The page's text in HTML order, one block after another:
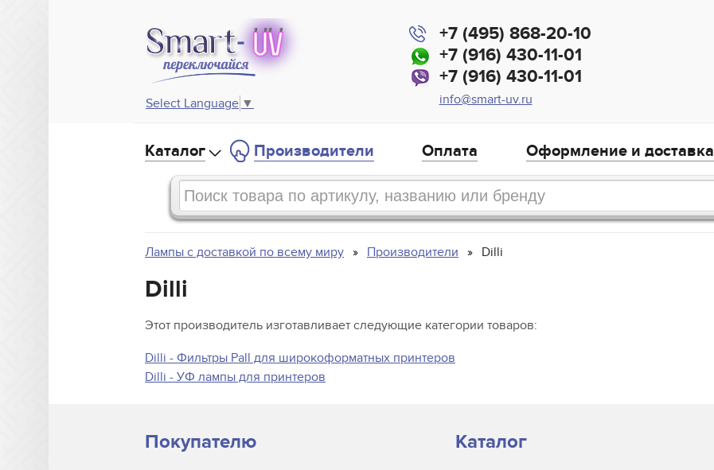
Select Language ▼
+7 (495) 868-20-10
+7 (916) 430-11-01
+7 (916) 430-11-01
info@smart-uv.ru
Каталог Производители Оплата Оформление и доставка
Лампы с доставкой по всему миру Производители Dilli
Dilli
Этот производитель изготавливает следующие категории товаров:
Dilli - Фильтры Pall для широкоформатных принтеров
Dilli - УФ лампы для принтеров
Покупателю Каталог